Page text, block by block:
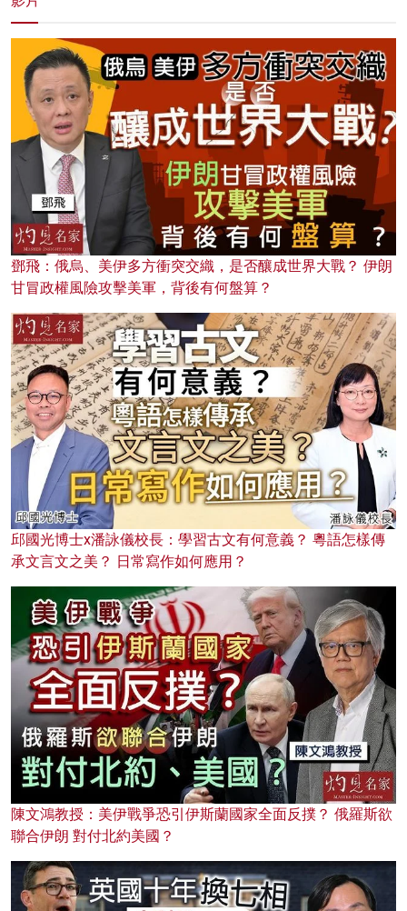
鄧飛：俄烏、美伊多方衝突交織，是否釀成世界大戰？ 伊朗
甘冒政權風險攻擊美軍，背後有何盤算？
邱國光博士x潘詠儀校長：學習古文有何意義？ 粵語怎樣傳
承文言文之美？ 日常寫作如何應用？
陳文鴻教授：美伊戰爭恐引伊斯蘭國家全面反撲？ 俄羅斯欲
聯合伊朗 對付北約美國？